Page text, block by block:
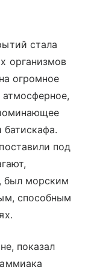
стала
организмов
огромное
батискафа.
под
был морским
способным
показал